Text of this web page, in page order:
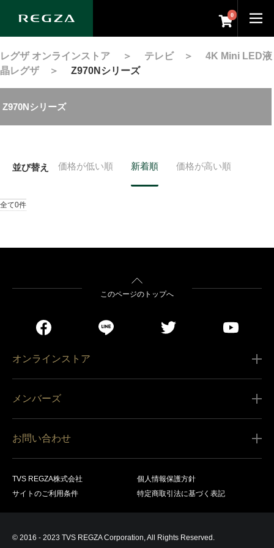
0
レグザ オンラインストア ＞ テレビ＞ 4K Mini LED液
晶レグザ＞ Z970Nシリーズ
Z970Nシリーズ
並び替え 価格が低い順 新着順 価格が高い順
全て0件
このページのトップへ
オンラインストア
営業日カレンダー
メンバーズ
会員規約
商品登録
お問い合わせ
TVS REGZA株式会社
個人情報保護方針
サイトのご利用条件
特定商取引法に基づく表記
© 2016 - 2023 TVS REGZA Corporation, All Rights Reserved.